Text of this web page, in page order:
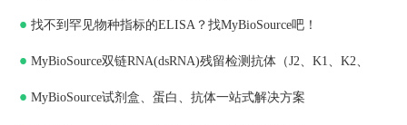
找不到罕见物种指标的ELISA？找MyBioSource吧！
MyBioSource双链RNA(dsRNA)残留检测抗体（J2、K1、K2、
J5）和ELISA试剂盒
MyBioSource试剂盒、蛋白、抗体一站式解决方案